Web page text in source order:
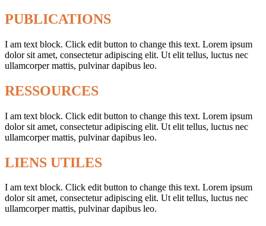
PUBLICATIONS
I am text block. Click edit button to change this text. Lorem ipsum
dolor sit amet, consectetur adipiscing elit. Ut elit tellus, luctus nec
ullamcorper mattis, pulvinar dapibus leo.
RESSOURCES
I am text block. Click edit button to change this text. Lorem ipsum
dolor sit amet, consectetur adipiscing elit. Ut elit tellus, luctus nec
ullamcorper mattis, pulvinar dapibus leo.
LIENS UTILES
I am text block. Click edit button to change this text. Lorem ipsum
dolor sit amet, consectetur adipiscing elit. Ut elit tellus, luctus nec
ullamcorper mattis, pulvinar dapibus leo.